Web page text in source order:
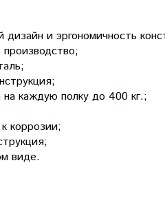
и эргономичность
на каждую полку до 400 кг.;
коррозии;
виде.